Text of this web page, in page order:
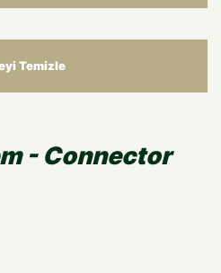
Temizle
- Connector